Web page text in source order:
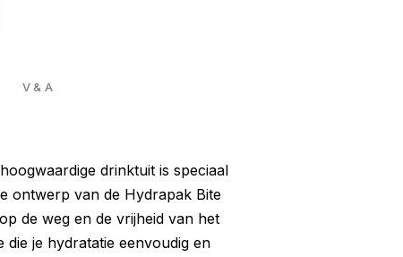
V & A
drinktuit is speciaal
ontwerp van de Hydrapak Bite
de weg en de vrijheid van het
je hydratatie eenvoudig en